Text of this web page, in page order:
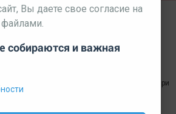
Реклама
может содержать контент,
18+
совпадать с мнением отдельных авторов.При
сайта ссылка обязательна.
Вы даете свое согласие на
файлами.
собираются и важная